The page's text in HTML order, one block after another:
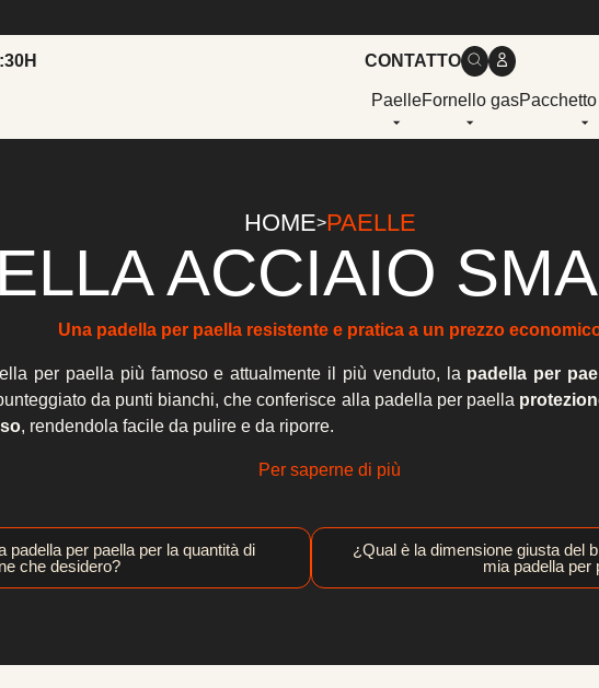
CONTATTO
PaelleFornello gas
HOME>PAELLE
ACCIAIO
Una padella per paella resistente e pratica a un prezzo
per paella più famoso e attualmente il più venduto, la padella per
da punti bianchi, che conferisce alla padella per paella
, rendendola facile da pulire e da riporre.
Per saperne di più
padella per paella per la quantità di
che desidero?
¿Qual è la dimensione giusta del
mia padella per